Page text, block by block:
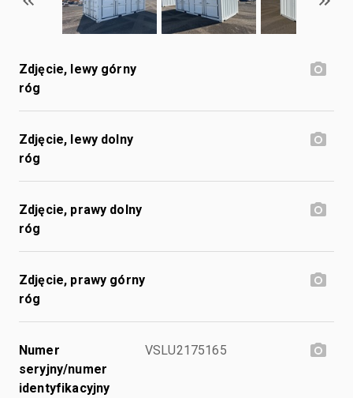
Zdjęcie, lewy górny
róg
Zdjęcie, lewy dolny
róg
Zdjęcie, prawy dolny
róg
Zdjęcie, prawy górny
róg
Numer
seryjny/numer
identyfikacyjny
VSLU2175165